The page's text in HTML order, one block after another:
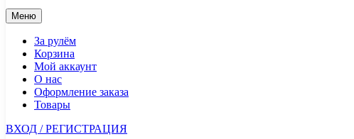
Меню
За рулём
Корзина
Мой аккаунт
О нас
Оформление заказа
Товары
ВХОД / РЕГИСТРАЦИЯ